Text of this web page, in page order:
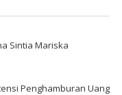
Sintia Mariska
Penghamburan Uang